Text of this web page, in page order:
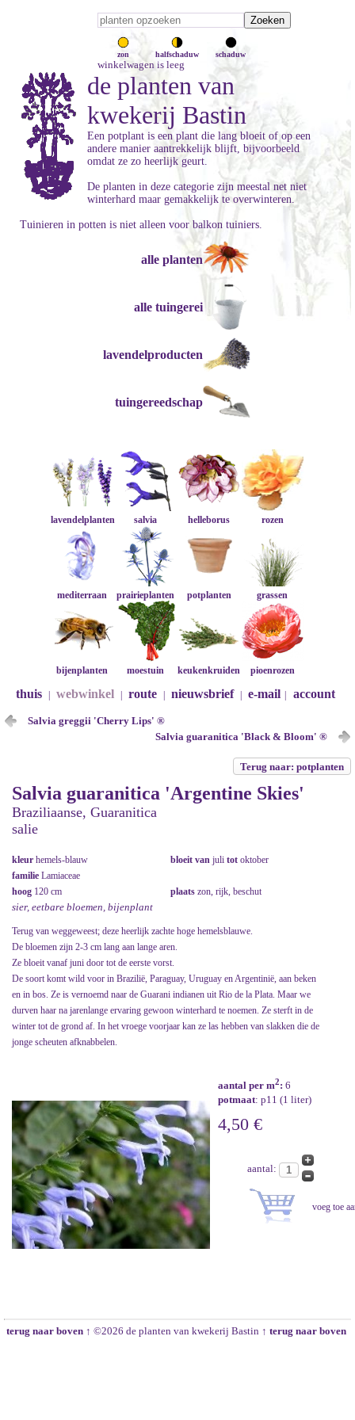
zon halfschaduw schaduw
winkelwagen is leeg
de planten van
kwekerij Bastin
Een potplant is een plant die lang bloeit of op een
andere manier aantrekkelijk blijft, bijvoorbeeld
omdat ze zo heerlijk geurt.
De planten in deze categorie zijn meestal net niet
winterhard maar gemakkelijk te overwinteren.
Tuinieren in potten is niet alleen voor balkon tuiniers.
alle planten
alle tuingerei
lavendelproducten
tuingereedschap
lavendelplanten salvia helleborus rozen
mediterraan prairieplanten potplanten grassen
bijenplanten moestuin keukenkruiden pioenrozen
thuis webwinkel route nieuwsbrief e-mail account
Salvia greggii 'Cherry Lips' ®
Salvia guaranitica 'Black & Bloom' ®
Terug naar: potplanten
Salvia guaranitica 'Argentine Skies'
Braziliaanse, Guaranitica
salie
kleur hemels-blauw bloeit van juli tot oktober
familie Lamiaceae
hoog 120 cm plaats zon, rijk, beschut
sier, eetbare bloemen, bijenplant
Terug van weggeweest; deze heerlijk zachte hoge hemelsblauwe.
De bloemen zijn 2-3 cm lang aan lange aren.
Ze bloeit vanaf juni door tot de eerste vorst.
De soort komt wild voor in Brazilië, Paraguay, Uruguay en Argentinië, aan beken
en in bos. Ze is vernoemd naar de Guarani indianen uit Rio de la Plata. Maar we
durven haar na jarenlange ervaring gewoon winterhard te noemen. Ze sterft in de
winter tot de grond af. In het vroege voorjaar kan ze las hebben van slakken die de
jonge scheuten afknabbelen.
aantal per m2: 6
potmaat: p11 (1 liter)
4,50 €
aantal:
terug naar boven ↑ ©2026 de planten van kwekerij Bastin ↑ terug naar boven